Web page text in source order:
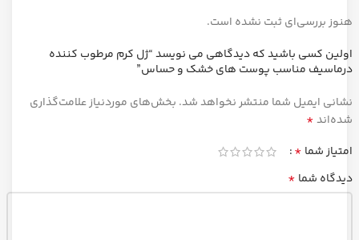
هنوز بررسی‌ای ثبت نشده است.
اولین کسی باشید که دیدگاهی می نویسد “ژل کرم مرطوب کننده
درماسیف مناسب پوست های خشک و حساس”
نشانی ایمیل شما منتشر نخواهد شد. بخش‌های موردنیاز علامت‌گذاری
شده‌اند*
امتیاز شما *
دیدگاه شما *